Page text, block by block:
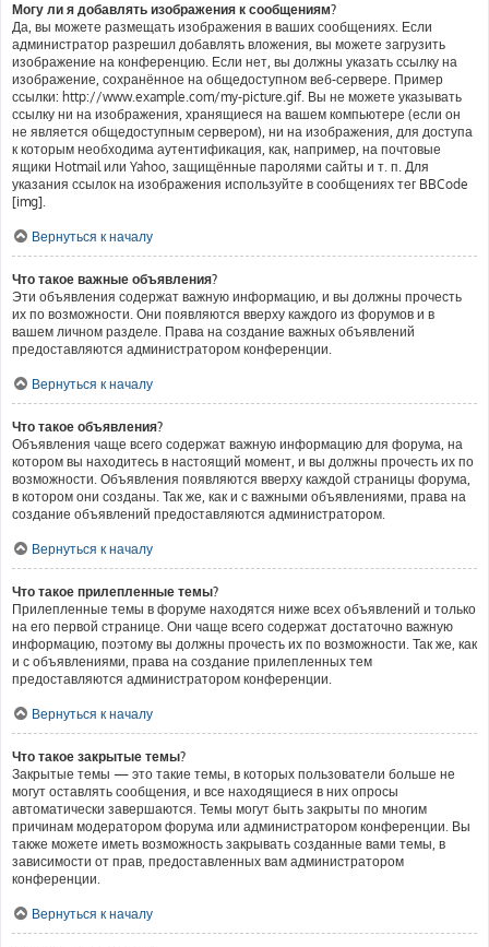
Могу ли я добавлять изображения к сообщениям?
Да, вы можете размещать изображения в ваших сообщениях. Если
администратор разрешил добавлять вложения, вы можете загрузить
изображение на конференцию. Если нет, вы должны указать ссылку на
изображение, сохранённое на общедоступном веб-сервере. Пример
ссылки: http://www.example.com/my-picture.gif. Вы не можете указывать
ссылку ни на изображения, хранящиеся на вашем компьютере (если он
не является общедоступным сервером), ни на изображения, для доступа
к которым необходима аутентификация, как, например, на почтовые
ящики Hotmail или Yahoo, защищённые паролями сайты и т. п. Для
указания ссылок на изображения используйте в сообщениях тег BBCode
[img].
Вернуться к началу
Что такое важные объявления?
Эти объявления содержат важную информацию, и вы должны прочесть
их по возможности. Они появляются вверху каждого из форумов и в
вашем личном разделе. Права на создание важных объявлений
предоставляются администратором конференции.
Вернуться к началу
Что такое объявления?
Объявления чаще всего содержат важную информацию для форума, на
котором вы находитесь в настоящий момент, и вы должны прочесть их по
возможности. Объявления появляются вверху каждой страницы форума,
в котором они созданы. Так же, как и с важными объявлениями, права на
создание объявлений предоставляются администратором.
Вернуться к началу
Что такое прилепленные темы?
Прилепленные темы в форуме находятся ниже всех объявлений и только
на его первой странице. Они чаще всего содержат достаточно важную
информацию, поэтому вы должны прочесть их по возможности. Так же, как
и с объявлениями, права на создание прилепленных тем
предоставляются администратором конференции.
Вернуться к началу
Что такое закрытые темы?
Закрытые темы — это такие темы, в которых пользователи больше не
могут оставлять сообщения, и все находящиеся в них опросы
автоматически завершаются. Темы могут быть закрыты по многим
причинам модератором форума или администратором конференции. Вы
также можете иметь возможность закрывать созданные вами темы, в
зависимости от прав, предоставленных вам администратором
конференции.
Вернуться к началу